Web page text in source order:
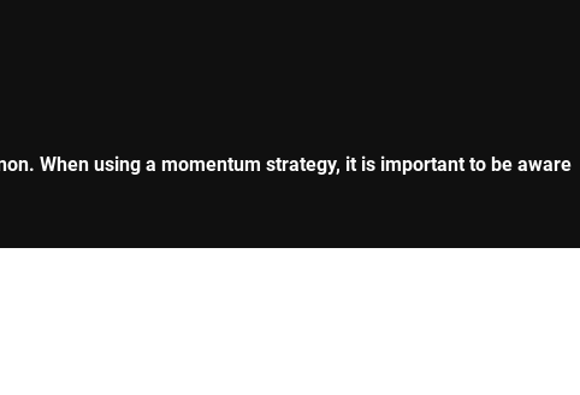
When using a momentum strategy, it is important to be aware